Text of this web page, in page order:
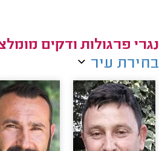
נגרי פרגולות ודקים
בחירת עיר